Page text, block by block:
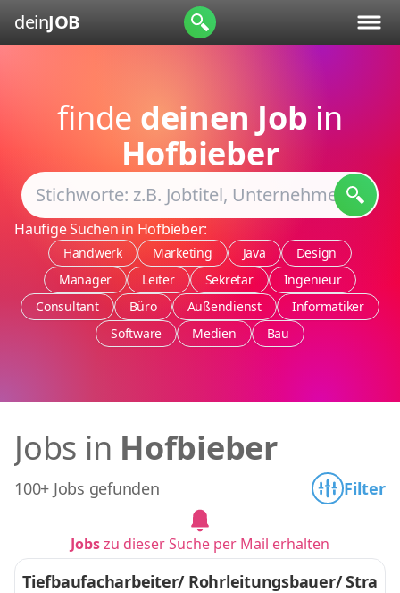
deinJOB
finde deinen Job in
Hofbieber
Häufige Suchen in Hofbieber:
Handwerk Marketing Java
Design
Manager
Leiter Sekretär
Ingenieur
Consultant
Büro Außendienst
Informatiker
Software
Medien Bau
Jobs in Hofbieber
100+ Jobs gefunden Filter
Jobszu dieser Suche per Mail erhalten
Tiefbaufacharbeiter/ Rohrleitungsbauer/ Stra